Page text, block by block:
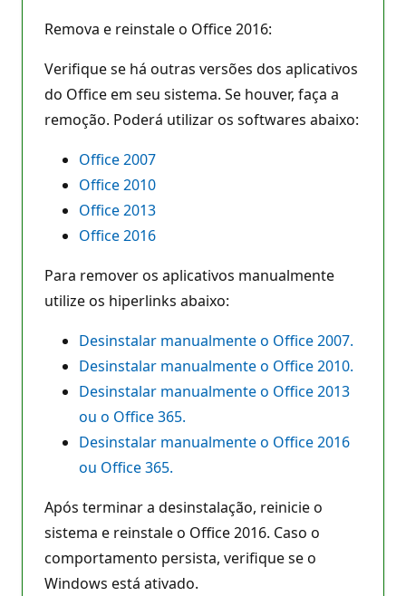
Remova e reinstale o Office 2016:
Verifique se há outras versões dos aplicativos
do Office em seu sistema. Se houver, faça a
remoção. Poderá utilizar os softwares abaixo:
Office 2007
Office 2010
Office 2013
Office 2016
Para remover os aplicativos manualmente
utilize os hiperlinks abaixo:
Desinstalar manualmente o Office 2007.
Desinstalar manualmente o Office 2010.
Desinstalar manualmente o Office 2013
ou o Office 365.
Desinstalar manualmente o Office 2016
ou Office 365.
Após terminar a desinstalação, reinicie o
sistema e reinstale o Office 2016. Caso o
comportamento persista, verifique se o
Windows está ativado.